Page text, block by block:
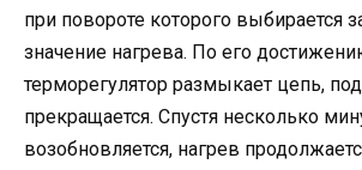
при повороте которого выбирается
значение нагрева. По его
терморегулятор размыкает цепь,
прекращается. Спустя несколько
возобновляется, нагрев